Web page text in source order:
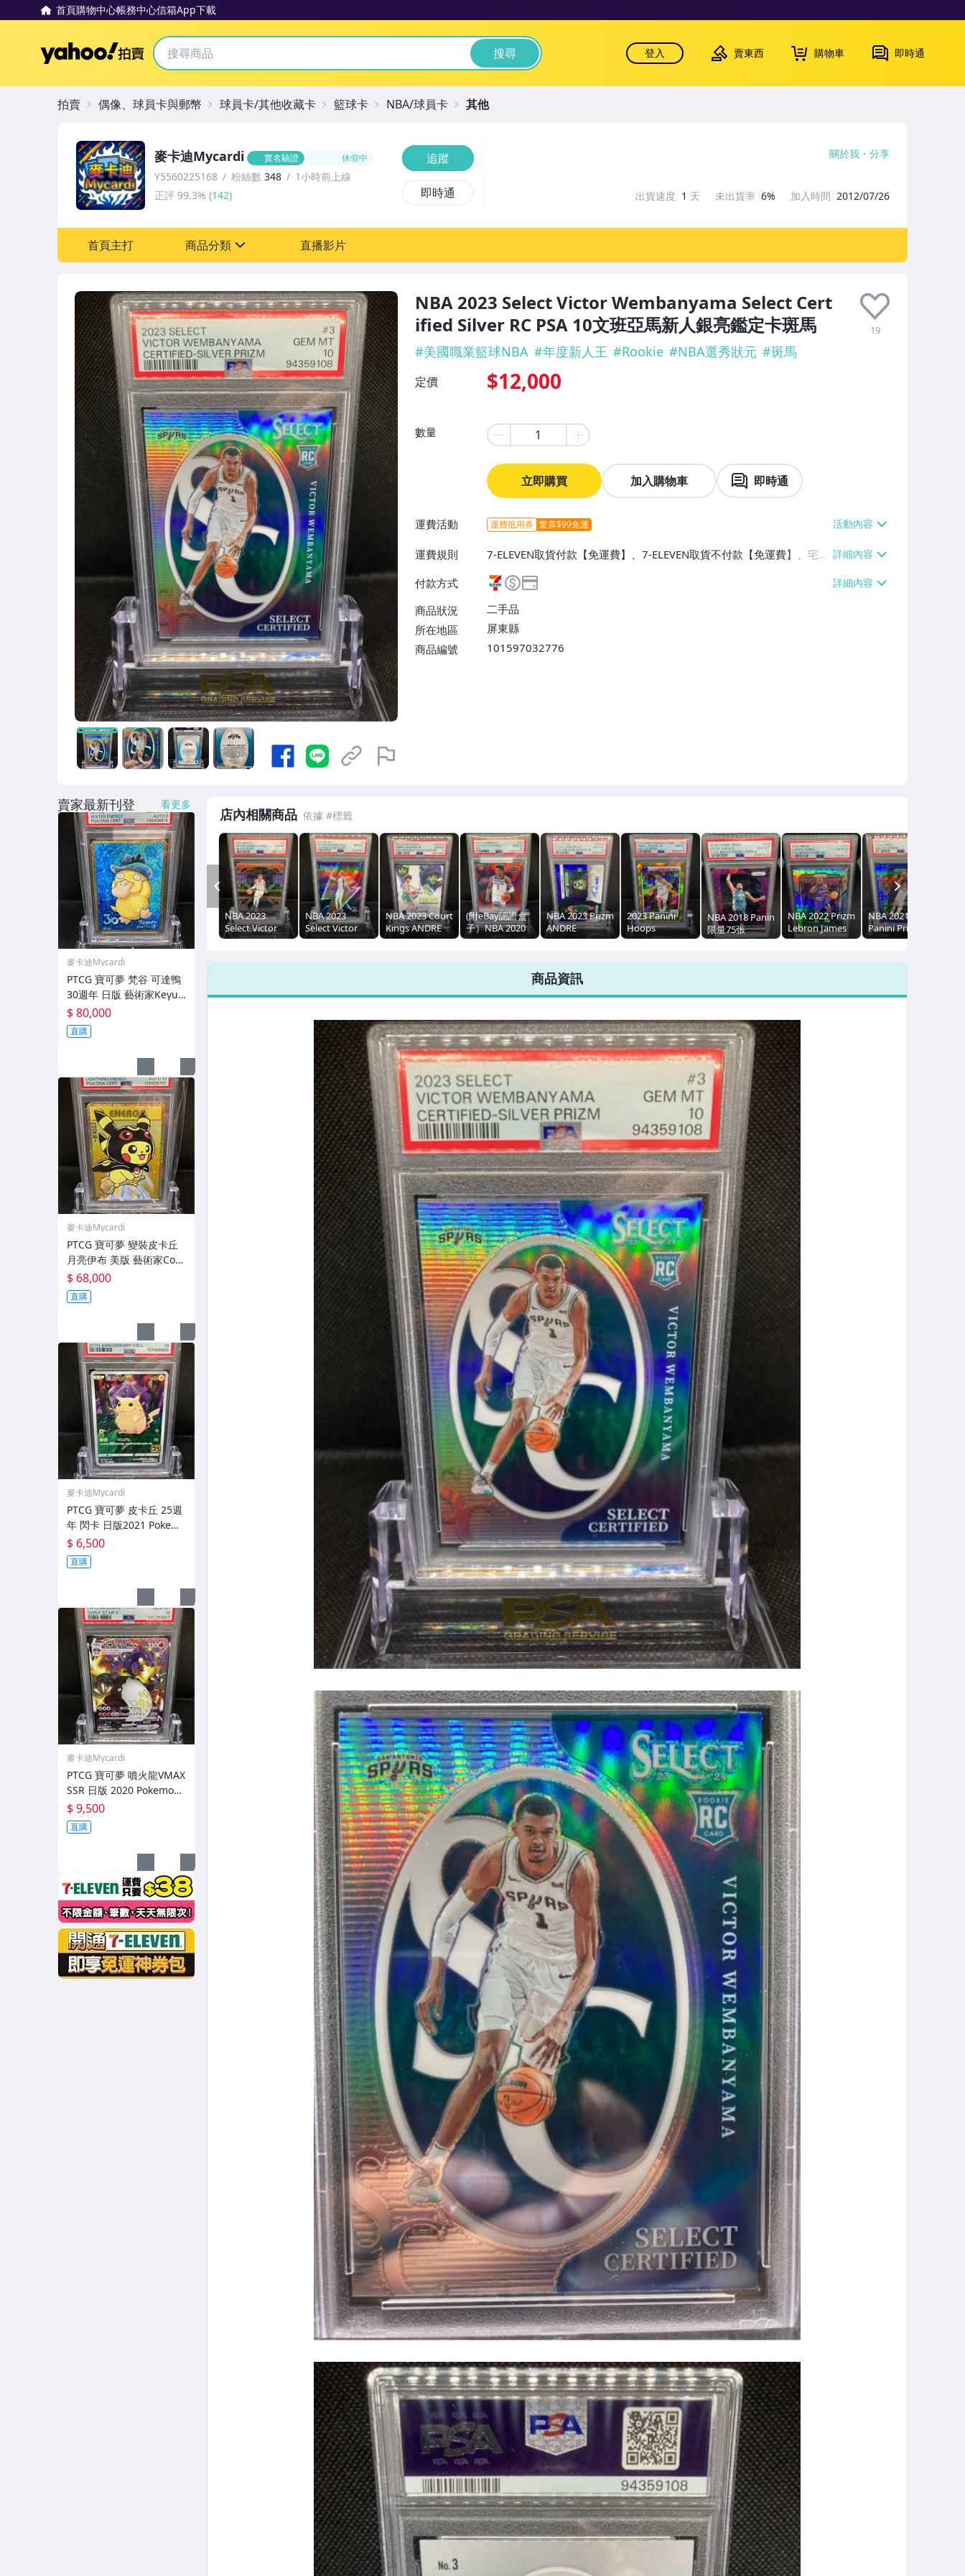
首頁購物中心帳務中心信箱App下載
Yahoo拍賣 搜尋 登入 賣東西 購物車 即時通
NBA 2023 Select Victor Wembanyama Select Cert
ified Silver RC PSA 10文班亞馬新人銀亮鑑定卡斑馬
19
#美國職業籃球NBA #年度新人王 #Rookie #NBA選秀狀元 #斑馬
定價 $12,000
數量
立即購買 加入購物車 即時通
運費活動 運費抵用券 驚喜$99免運
運費規則
7-ELEVEN取貨付款【免運費】、7-ELEVEN取貨不付款【免運費】、宅
配/貨運【單件運費$130】、郵局掛號【單件運費$80】
付款方式
商品狀況
二手品
所在地區
屏東縣
商品編號
101597032776
麥卡迪Mycardi 實名驗證 休假中
Y5560225168 粉絲數 348
1小時前上線
正評 99.3% (142)
追蹤
即時通
關於我 分享
出貨速度 1 天 未出貨率 6% 加入時間 2012/07/26
首頁主打 商品分類
偶像、球員卡與郵幣
直播影片
拍賣 偶像、球員卡與郵幣 球員卡/其他收藏卡 籃球卡 NBA/球員卡 其他
店內相關商品
NBA 2023
Select Victor
Wembanyama
#87 PSA 10文班
NBA 2023
Select Victor
Wembanyama
SILVER PRIZM
定卡
NBA 2023 Court
Kings ANDRE
JACKSON Heir
RC PSA 10滿分
(附eBay認證盒
子）NBA 2020
Chronicles
Edwards Red
限量149張
NBA 2023 Prizm
ANDRE
JACKSON Fast
Blue /49 RC PSA
10滿分新人簽名
鑑定卡 限量49
2023 Panini
Hoops
Premium Stock
Andre Jackson
NBA 2018 Panini Prizm Kevin Durant Purple Fast Break
限量75張
NBA 2022 Prizm
Lebron James
Premium
Pandora /150
NBA 2021
Panini Prizm
Luka Doncic
#223 PSA 10唐
PREV
商品資訊
賣家最新刊登 看更多
麥卡迪Mycardi
PTCG 寶可夢 梵谷 可達鴨
30週年 日版 藝術家Keyun
簽繪卡 2023 Pokemon Ps
yduck PSA 10 Auto 9 鑑
定卡 30th
$ 80,000
直購
麥卡迪Mycardi
PTCG 寶可夢 變裝皮卡丘
月亮伊布 美版 藝術家Cook
ie Cutter簽繪卡 2023 Pok
emon Pikachu PSA 9 Aut
o 10鑑定卡
$ 68,000
直購
麥卡迪Mycardi
PTCG 寶可夢 皮卡丘 25週
年 閃卡 日版2021 Pokemo
n Pikachu 001 PSA 10鑑
定卡 經典皮 全圖 日文Rev
erse Roil
$ 6,500
直購
麥卡迪Mycardi
PTCG 寶可夢 噴火龍VMAX
SSR 日版 2020 Pokemon
Charizard 308 PSA 10鑑
定卡 全圖 日文 Shiny Star
V
$ 9,500
直購